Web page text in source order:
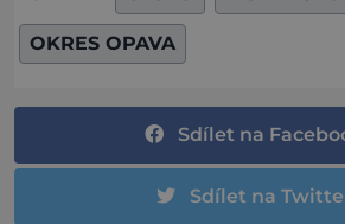
OKRES OPAVA
Sdílet na
Sdílet na